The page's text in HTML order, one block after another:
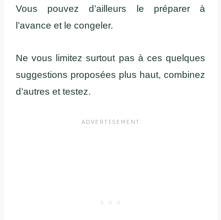
Vous pouvez d’ailleurs le préparer à
l’avance et le congeler.
Ne vous limitez surtout pas à ces quelques
suggestions proposées plus haut, combinez
d’autres et testez.